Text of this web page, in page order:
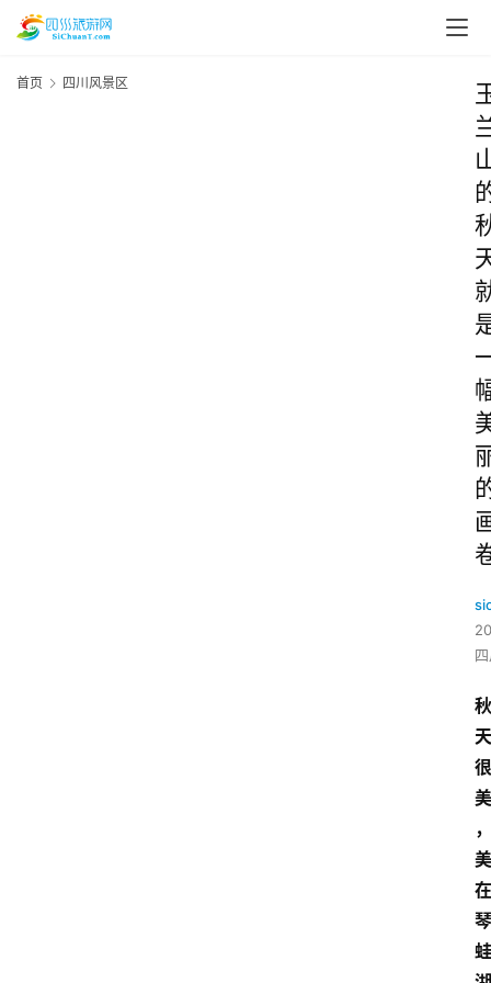
首页 四川风景区
秋
天
很
美
，
美
在
琴
蛙